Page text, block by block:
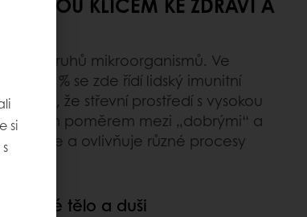
1000 druhů mikroorganismů. Ve
Ze 70 % se zde řídí lidský imunitní
že střevní prostředí s vysokou
poměrem mezi „dobrými“ a
a ovlivňuje různé procesy
tělo a duši
si